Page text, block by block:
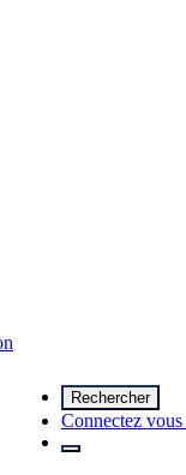
Rechercher
Connectez vous